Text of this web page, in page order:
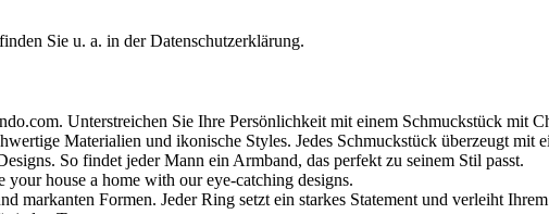
Sie u. a. in der Datenschutzerklärung.
Unterstreichen Sie Ihre Persönlichkeit mit einem Schmuckstück mit
Materialien und ikonische Styles. Jedes Schmuckstück überzeugt mit
So findet jeder Mann ein Armband, das perfekt zu seinem Stil passt.
house a home with our eye-catching designs.
markanten Formen. Jeder Ring setzt ein starkes Statement und verleiht